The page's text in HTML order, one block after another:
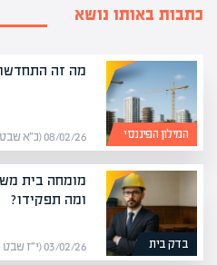
כתבות באותו נושא
המילון הפיננסי
מה זה
08/02/26 (כ״א שבט תשפ״ו) | מערכת אפיק
בדק בית
מומחה בית
ומה תפקידו?
03/02/26 (י״ז שבט תשפ״ו) | מערכת אפיק